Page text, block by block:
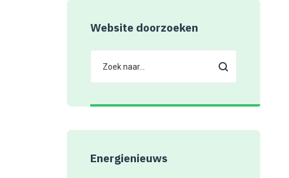
Website doorzoeken
Energienieuws